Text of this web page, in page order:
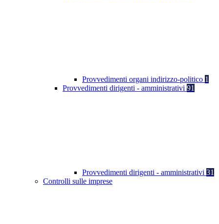
Provvedimenti organi indirizzo-politico 1
Provvedimenti dirigenti - amministrativi 91
Provvedimenti dirigenti - amministrativi 31
Controlli sulle imprese